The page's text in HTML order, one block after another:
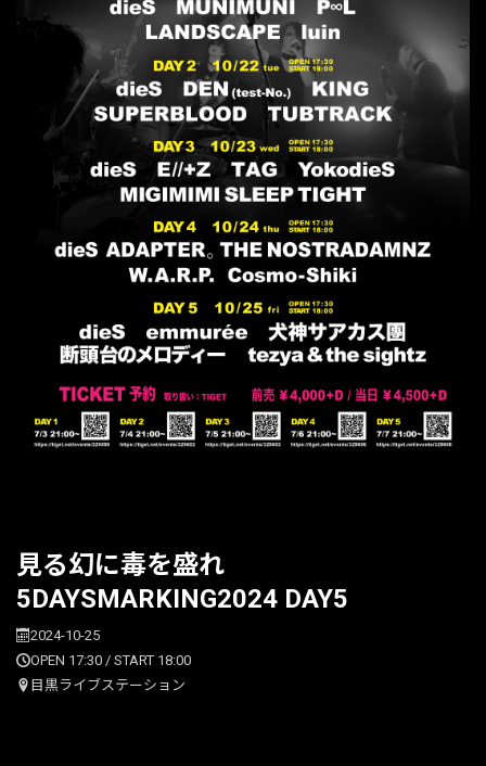
見る幻に毒を盛れ
5DAYSMARKING2024 DAY5
2024-10-25
OPEN 17:30 / START 18:00
目黒ライブステーション